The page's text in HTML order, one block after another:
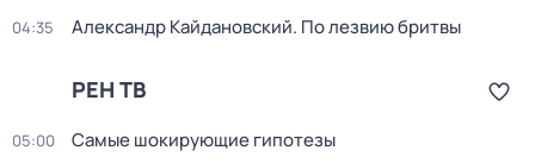
04:35 Александр Кайдановский. По лезвию бритвы
РЕН ТВ
05:00 Самые шoкиpующие гипотезы